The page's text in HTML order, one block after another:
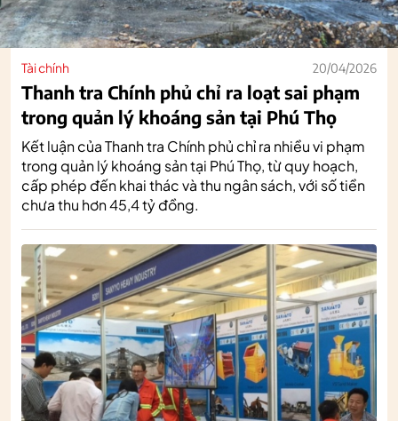
Tài chính 20/04/2026
Thanh tra Chính phủ chỉ ra loạt sai phạm
trong quản lý khoáng sản tại Phú Thọ
Kết luận của Thanh tra Chính phủ chỉ ra nhiều vi phạm
trong quản lý khoáng sản tại Phú Thọ, từ quy hoạch,
cấp phép đến khai thác và thu ngân sách, với số tiền
chưa thu hơn 45,4 tỷ đồng.